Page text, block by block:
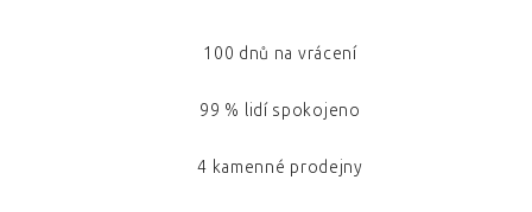
100 dnů na vrácení
99 % lidí spokojeno
4 kamenné prodejny